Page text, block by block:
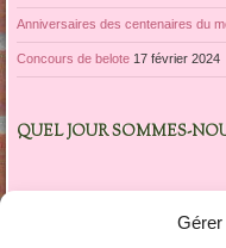
Anniversaires des centenaires du
Concours de belote 17 février 2024
QUEL JOUR SOMMES-